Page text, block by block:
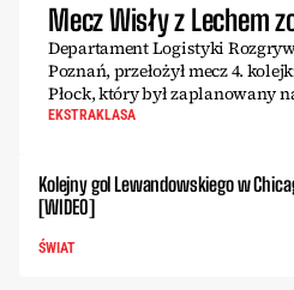
Mecz Wisły z Lechem
Departament Logistyki
Poznań, przełożył mecz 4.
Płock, który był zaplanowany
EKSTRAKLASA
Kolejny gol Lewandowskiego w
[WIDEO]
ŚWIAT